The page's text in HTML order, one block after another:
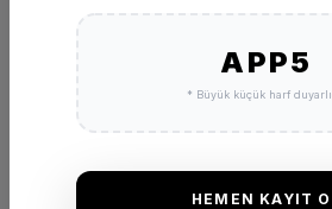
DEĞERLENDIRMELER
★★★(0 Yorum)
APP5
* Büyük küçük harf
HEMEN KAYIT